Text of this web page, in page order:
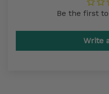
Be the first
Write